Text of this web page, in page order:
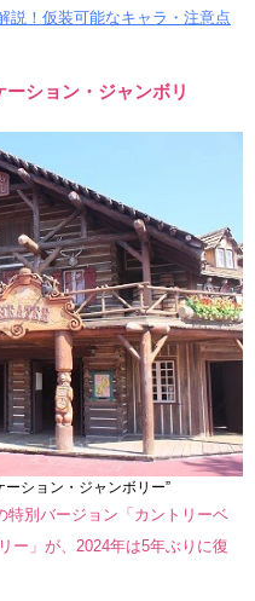
説！仮装可能なキャラ・注意点
ション・ジャンボリ
ション・ジャンボリー”
特別バージョン「カントリーベ
ー」が、2024年は5年ぶりに復